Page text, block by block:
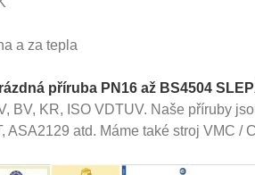
a za tepla
příruba PN16 až BS4504
BV, KR, ISO VDTUV. Naše příruby
ASA2129 atd. Máme také stroj VMC /